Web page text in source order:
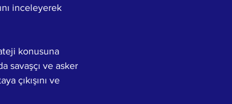
inceleyerek
konusuna
savaşçı ve asker
çıkışını ve